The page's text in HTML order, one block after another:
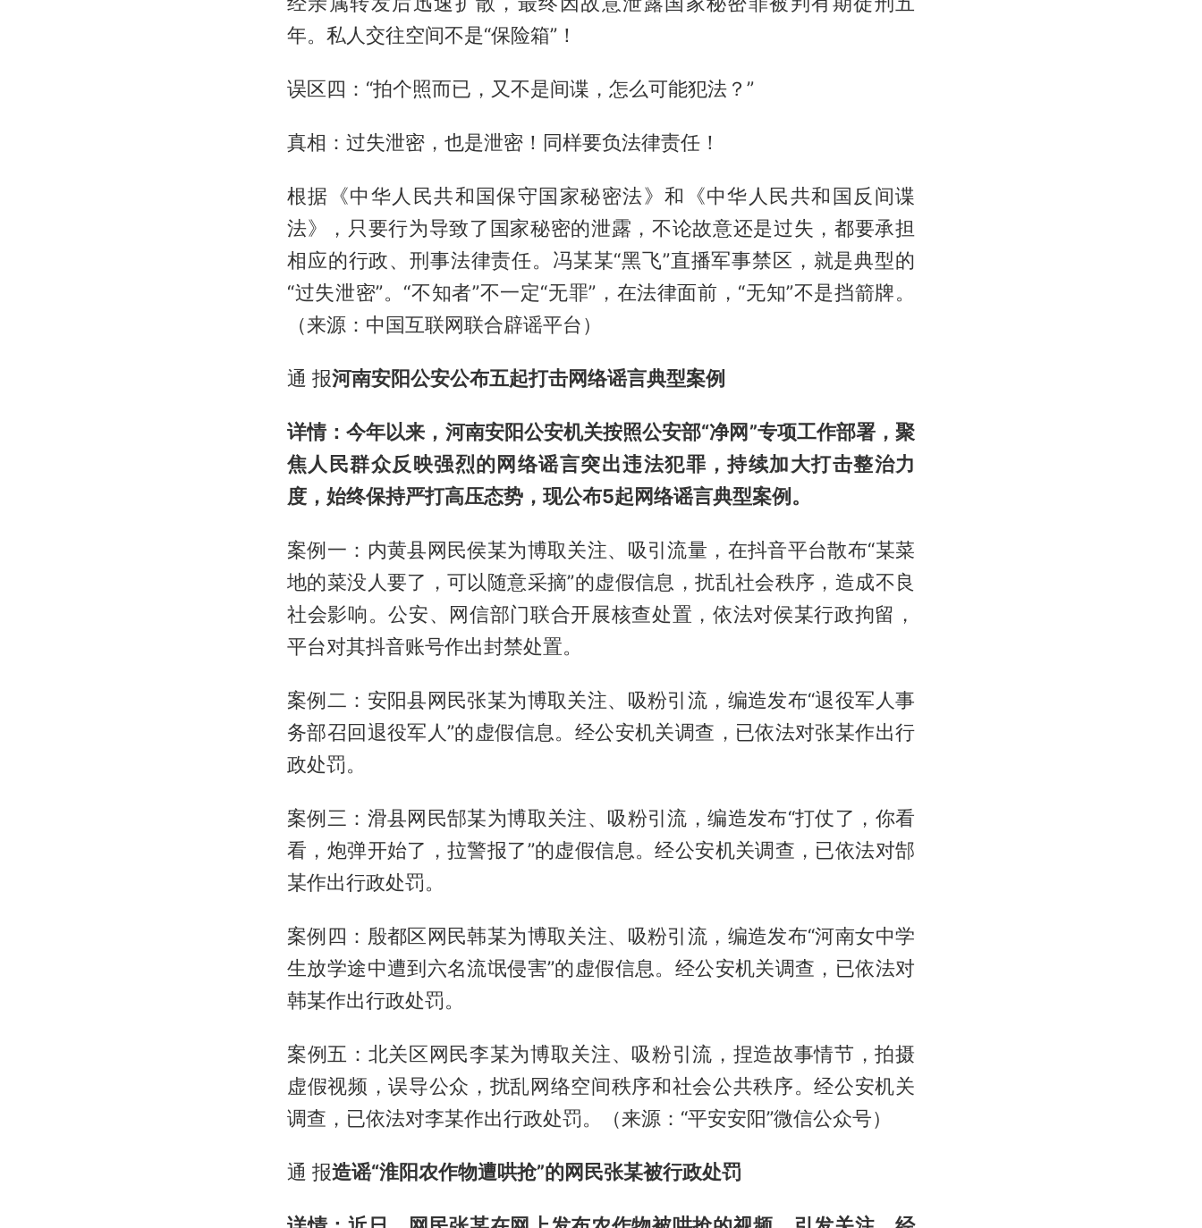
年。私人交往空间不是“保险箱”！
误区四：“拍个照而已，又不是间谍，怎么可能犯法？”
真相：过失泄密，也是泄密！同样要负法律责任！
根据《中华人民共和国保守国家秘密法》和《中华人民共和国反间谍
法》，只要行为导致了国家秘密的泄露，不论故意还是过失，都要承担
相应的行政、刑事法律责任。冯某某“黑飞”直播军事禁区，就是典型的
“过失泄密”。“不知者”不一定“无罪”，在法律面前，“无知”不是挡箭牌。
（来源：中国互联网联合辟谣平台）
通 报河南安阳公安公布五起打击网络谣言典型案例
详情：今年以来，河南安阳公安机关按照公安部“净网”专项工作部署，聚
焦人民群众反映强烈的网络谣言突出违法犯罪，持续加大打击整治力
度，始终保持严打高压态势，现公布5起网络谣言典型案例。
案例一：内黄县网民侯某为博取关注、吸引流量，在抖音平台散布“某菜
地的菜没人要了，可以随意采摘”的虚假信息，扰乱社会秩序，造成不良
社会影响。公安、网信部门联合开展核查处置，依法对侯某行政拘留，
平台对其抖音账号作出封禁处置。
案例二：安阳县网民张某为博取关注、吸粉引流，编造发布“退役军人事
务部召回退役军人”的虚假信息。经公安机关调查，已依法对张某作出行
政处罚。
案例三：滑县网民郜某为博取关注、吸粉引流，编造发布“打仗了，你看
看，炮弹开始了，拉警报了”的虚假信息。经公安机关调查，已依法对郜
某作出行政处罚。
案例四：殷都区网民韩某为博取关注、吸粉引流，编造发布“河南女中学
生放学途中遭到六名流氓侵害”的虚假信息。经公安机关调查，已依法对
韩某作出行政处罚。
案例五：北关区网民李某为博取关注、吸粉引流，捏造故事情节，拍摄
虚假视频，误导公众，扰乱网络空间秩序和社会公共秩序。经公安机关
调查，已依法对李某作出行政处罚。（来源：“平安安阳”微信公众号）
通 报造谣“淮阳农作物遭哄抢”的网民张某被行政处罚